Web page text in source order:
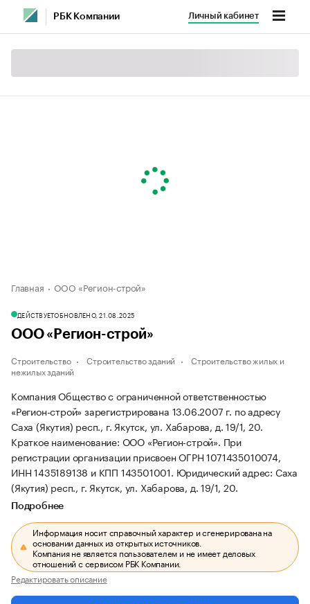
РБК Компании Личный кабинет
Главная ООО «Регион-строй»
ДЕЙСТВУЕТОБНОВЛЕНО, 21.08.2025
ООО «Регион-строй»
Строительство Строительство зданий
Строительство жилых и
нежилых зданий
Компания Общество с ограниченной ответственностью
«Регион-строй» зарегистрирована 13.06.2007 г. по адресу
Саха (Якутия) респ., г. Якутск, ул. Хабарова, д. 19/1, 20.
Краткое наименование: ООО «Регион-строй». При
регистрации организации присвоен ОГРН 1071435010074,
ИНН 1435189138 и КПП 143501001. Юридический адрес: Саха
(Якутия) респ., г. Якутск, ул. Хабарова, д. 19/1, 20.
Подробнее
Информация носит справочный характер и сгенерирована на
основании данных из открытых источников.
Компания не является пользователем и не имеет деловых
отношений с сервисом РБК Компании.
Редактировать описание